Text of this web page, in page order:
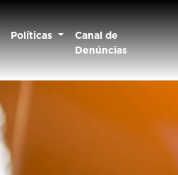
Políticas
Canal de
Denúncias